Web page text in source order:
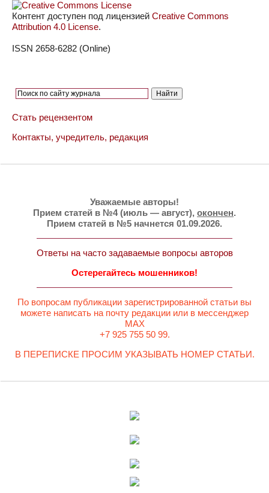
Контент доступен под лицензией Creative Commons
Attribution 4.0 License.
ISSN 2658-6282 (Online)
Стать рецензентом
Контакты, учредитель, редакция
Уважаемые авторы!
Прием статей в №4 (июль — август), окончен.
Прием статей в №5 начнется 01.09.2026.
Ответы на часто задаваемые вопросы авторов
Остерегайтесь мошенников!
По вопросам публикации зарегистрированной статьи вы
можете написать на почту редакции или в мессенджер
MAX
+7 925 755 50 99.
В ПЕРЕПИСКЕ ПРОСИМ УКАЗЫВАТЬ НОМЕР СТАТЬИ.